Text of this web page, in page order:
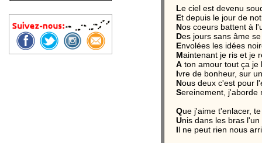
Le ciel est devenu
Et depuis le jour de
Nos coeurs battent à
Des jours sans âme
Envolées les idées
Maintenant je ris et je
A ton amour tout ça je
Ivre de bonheur, sur
Nous deux c'est pour
Sereinement, j'aborde
Que j'aime t'enlacer,
Unis dans les bras
Il ne peut rien nous